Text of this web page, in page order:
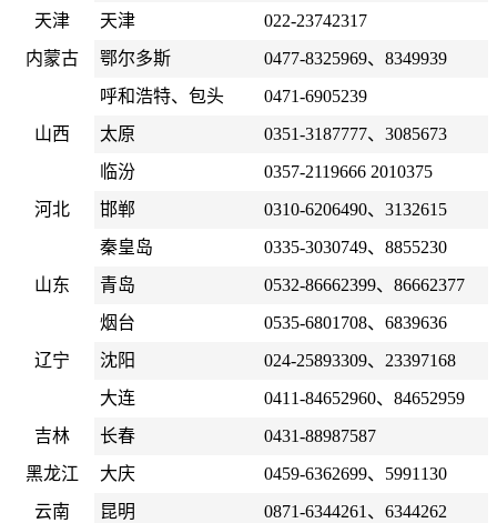
天津
天津
022-23742317
内蒙古
鄂尔多斯
0477-8325969、8349939
呼和浩特、包头
0471-6905239
山西
太原
0351-3187777、3085673
临汾
0357-2119666 2010375
河北
邯郸
0310-6206490、3132615
秦皇岛
0335-3030749、8855230
山东
青岛
0532-86662399、86662377
烟台
0535-6801708、6839636
辽宁
沈阳
024-25893309、23397168
大连
0411-84652960、84652959
吉林
长春
0431-88987587
黑龙江
大庆
0459-6362699、5991130
云南
昆明
0871-6344261、6344262